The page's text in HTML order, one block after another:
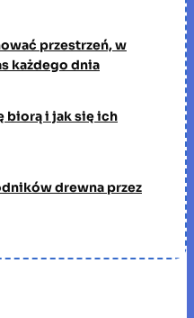
przestrzeń, w
każdego dnia
biorą i jak się ich
drewna przez